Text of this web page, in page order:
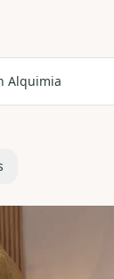
Alquimia